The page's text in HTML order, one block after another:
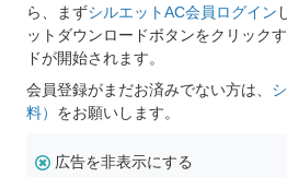
ら、まずシルエットAC会員ログイン
ットダウンロードボタンをクリック
ドが開始されます。
会員登録がまだお済みでない方は、
料） をお願いします。
広告を非表示にする